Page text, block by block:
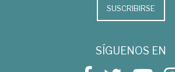
SUSCRIBIRSE
SÍGUENOS EN